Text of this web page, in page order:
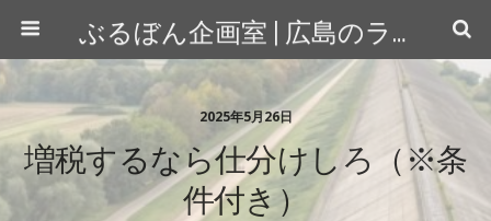
ぶるぼん企画室 | 広島のライター＆カメラマン
2025年5月26日
増税するなら仕分けしろ（※条
件付き）